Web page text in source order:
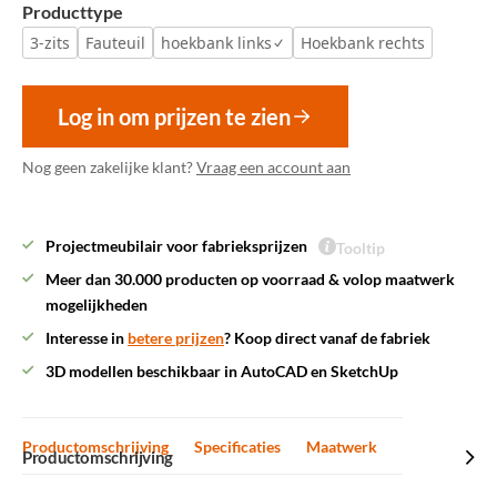
Producttype
3-zits
Fauteuil hoekbank links Hoekbank rechts
Log in om prijzen te zien
Nog geen zakelijke klant?Vraag een account aan
Projectmeubilair voor fabrieksprijzen
Tooltip
Meer dan 30.000 producten op voorraad & volop maatwerk
mogelijkheden
Interesse in betere prijzen? Koop direct vanaf de fabriek
3D modellen beschikbaar in AutoCAD en SketchUp
Productomschrijving Specificaties Maatwerk
Productomschrijving